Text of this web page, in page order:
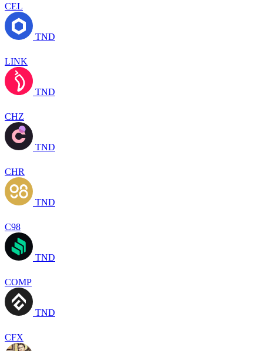
CEL
TND
LINK
TND
CHZ
TND
CHR
TND
C98
TND
COMP
TND
CFX